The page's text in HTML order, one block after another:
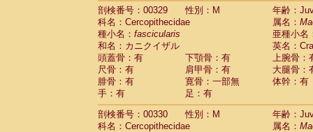
剖検番号：00329
性別：M
年齢：
科名：Cercopithecidae
属名：
種小名： fascicularis
亜種小名
和名：カニクイザル
英名：
頭蓋骨：有
下顎骨：有
上腕骨：
尺骨：有
肩甲骨：有
大腿骨：
腓骨：有
寛骨：一部無
体幹：有
手：有
足：有
剖検番号：00330
性別：M
年齢：
科名：Cercopithecidae
属名：